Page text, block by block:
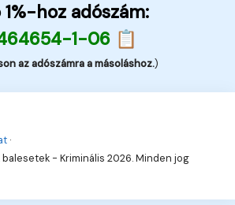
1%-hoz adószám:
1-06 📋
az adószámra a másoláshoz.)
·
balesetek - Kriminális 2026. Minden jog